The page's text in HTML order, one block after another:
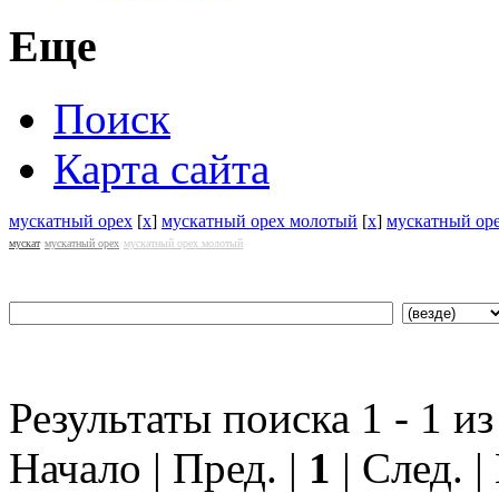
Еще
Поиск
Карта сайта
мускатный орех [x] мускатный орех молотый [x] мускатный
мускат мускатный орех мускатный орех молотый
Результаты поиска 1 - 1
Начало | Пред. | 1 | След.